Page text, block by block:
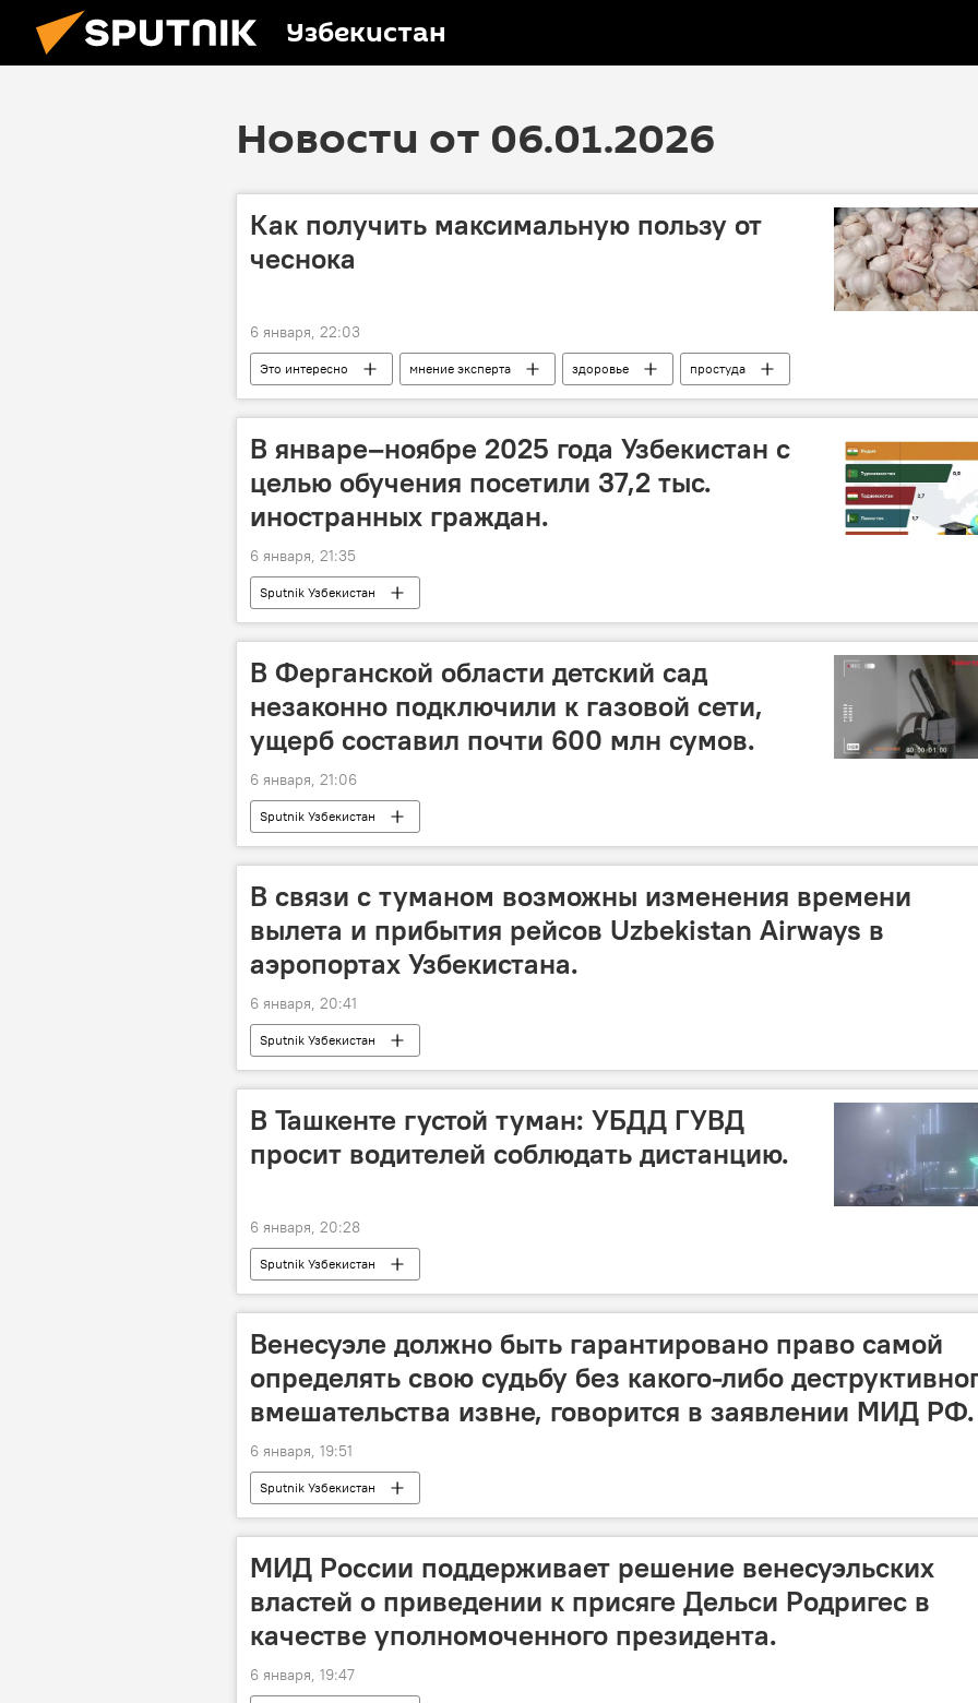
Узбекистан
Новости от 06.01.2026
Как получить максимальную пользу от
чеснока
6 января, 22:03
Это интересно мнение эксперта здоровье простуда
‍В январе–ноябре 2025 года Узбекистан с
целью обучения посетили 37,2 тыс.
иностранных граждан.
6 января, 21:35
Sputnik Узбекистан
В Ферганской области детский сад
незаконно подключили к газовой сети,
ущерб составил почти 600 млн сумов.
6 января, 21:06
Sputnik Узбекистан
В связи с туманом возможны изменения времени
вылета и прибытия рейсов Uzbekistan Airways в
аэропортах Узбекистана.
6 января, 20:41
Sputnik Узбекистан
В Ташкенте густой туман: УБДД ГУВД
просит водителей соблюдать дистанцию.
6 января, 20:28
Sputnik Узбекистан
Венесуэле должно быть гарантировано право самой
определять свою судьбу без какого-либо
вмешательства извне, говорится в заявлении МИД РФ.
6 января, 19:51
Sputnik Узбекистан
МИД России поддерживает решение венесуэльских
властей о приведении к присяге Дельси Родригес в
качестве уполномоченного президента.
6 января, 19:47